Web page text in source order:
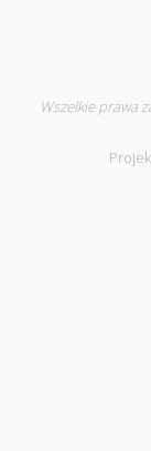
Wszelkie prawa